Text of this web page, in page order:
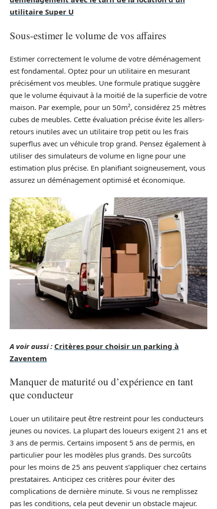
utilitaire Super U
Sous-estimer le volume de vos affaires
Estimer correctement le volume de votre déménagement
est fondamental. Optez pour un utilitaire en mesurant
précisément vos meubles. Une formule pratique suggère
que le volume équivaut à la moitié de la superficie de votre
maison. Par exemple, pour un 50m², considérez 25 mètres
cubes de meubles. Cette évaluation précise évite les allers-
retours inutiles avec un utilitaire trop petit ou les frais
superflus avec un véhicule trop grand. Pensez également à
utiliser des simulateurs de volume en ligne pour une
estimation plus précise. En planifiant soigneusement, vous
assurez un déménagement optimisé et économique.
A voir aussi : Critères pour choisir un parking à
Zaventem
Manquer de maturité ou d’expérience en tant
que conducteur
Louer un utilitaire peut être restreint pour les conducteurs
jeunes ou novices. La plupart des loueurs exigent 21 ans et
3 ans de permis. Certains imposent 5 ans de permis, en
particulier pour les modèles plus grands. Des surcoûts
pour les moins de 25 ans peuvent s’appliquer chez certains
prestataires. Anticipez ces critères pour éviter des
complications de dernière minute. Si vous ne remplissez
pas les conditions, cela peut devenir un obstacle majeur.